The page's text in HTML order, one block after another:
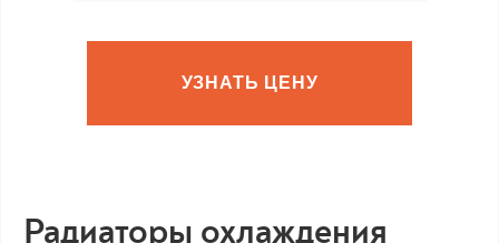
УЗНАТЬ ЦЕНУ
Радиаторы охлаждения